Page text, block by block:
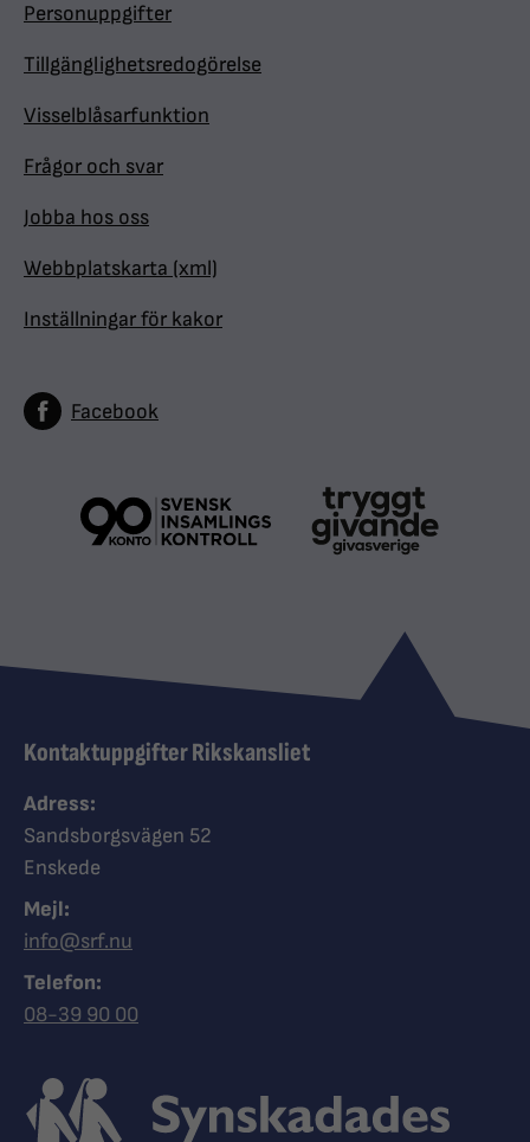
Personuppgifter
Tillgänglighetsredogörelse
Visselblåsarfunktion
Frågor och svar
Jobba hos oss
Webbplatskarta (xml)
Inställningar för kakor
Facebook
Kontaktuppgifter Rikskansliet
Adress:
Sandsborgsvägen 52
Enskede
Mejl:
info@srf.nu
Telefon:
Ring Synskadades riksförbund
08-39 90 00